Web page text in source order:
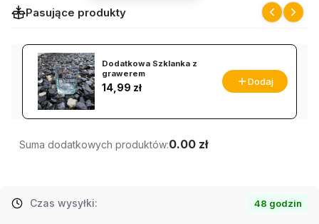
Pasujące produkty
Dodatkowa Szklanka z
grawerem
Cena
14,99 zł Dodaj
Suma dodatkowych produktów:0.00 zł
Czas wysyłki: 48 godzin